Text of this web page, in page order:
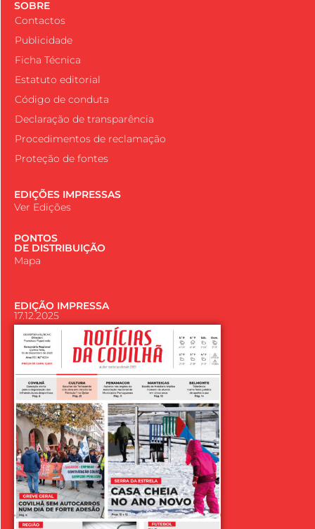
SOBRE
Contactos
Publicidade
Ficha Técnica
Estatuto editorial
Código de conduta
Declaração de transparência
Procedimentos de reclamação
Proteção de fontes
EDIÇÕES IMPRESSAS
Ver Edições
PONTOS
DE DISTRIBUIÇÃO
Mapa
EDIÇÃO IMPRESSA
17.12.2025